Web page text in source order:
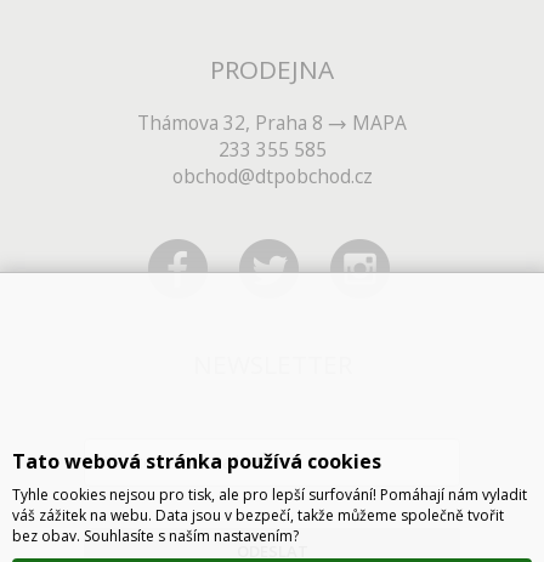
PRODEJNA
Thámova 32, Praha 8
MAPA
233 355 585
obchod@dtpobchod.cz
Tato webová stránka používá cookies
Tyhle cookies nejsou pro tisk, ale pro lepší surfování! Pomáhají nám vyladit
váš zážitek na webu. Data jsou v bezpečí, takže můžeme společně tvořit
bez obav. Souhlasíte s naším nastavením?